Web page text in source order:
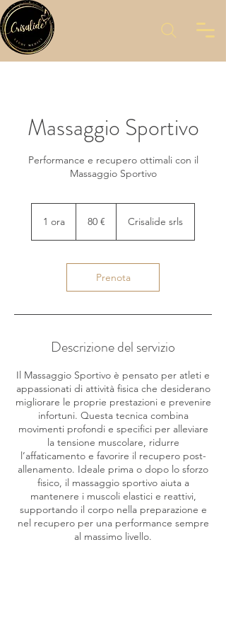
Massaggio Sportivo
Performance e recupero ottimali con il
Massaggio Sportivo
1 ora 80 € Crisalide srls
Prenota
Descrizione del servizio
Il Massaggio Sportivo è pensato per atleti e
appassionati di attività fisica che desiderano
migliorare le proprie prestazioni e prevenire
infortuni. Questa tecnica combina
movimenti profondi e specifici per alleviare
la tensione muscolare, ridurre
l’affaticamento e favorire il recupero post-
allenamento. Ideale prima o dopo lo sforzo
fisico, il massaggio sportivo aiuta a
mantenere i muscoli elastici e reattivi,
supportando il corpo nella preparazione e
nel recupero per una performance sempre
al massimo livello.